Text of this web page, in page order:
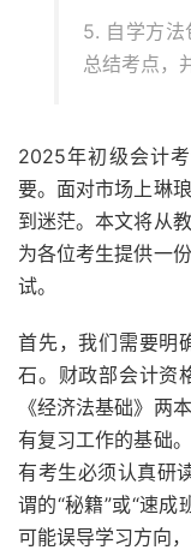
5. 自学方法
总结考点，
2025年初级会计
要。面对市场上琳
到迷茫。本文将从
为各位考生提供一
试。
首先，我们需要明
石。财政部会计资
《经济法基础》两
有复习工作的基础
有考生必须认真研
谓的“秘籍”或“速
可能误导学习方向